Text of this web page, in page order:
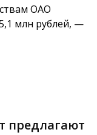
ОАО
млн рублей, —
предлагают